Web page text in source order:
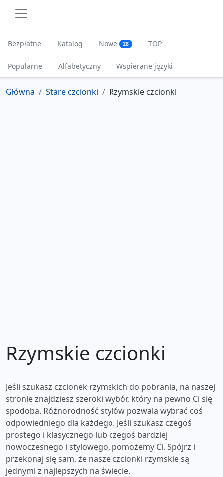
Bezpłatne Katalog Nowe 28 TOP
Popularne Alfabetyczny Wspierane języki
Główna Stare czcionki Rzymskie czcionki
Rzymskie czcionki
Jeśli szukasz czcionek rzymskich do pobrania, na naszej
stronie znajdziesz szeroki wybór, który na pewno Ci się
spodoba. Różnorodność stylów pozwala wybrać coś
odpowiedniego dla każdego. Jeśli szukasz czegoś
prostego i klasycznego lub czegoś bardziej
nowoczesnego i stylowego, pomożemy Ci. Spójrz i
przekonaj się sam, że nasze czcionki rzymskie są
jednymi z najlepszych na świecie.